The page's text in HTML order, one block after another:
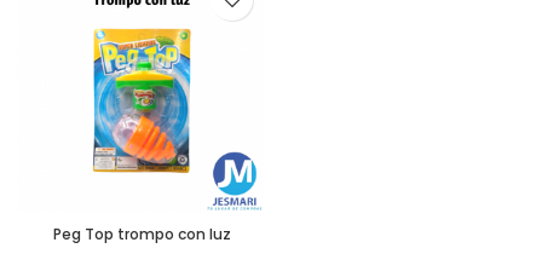
Peg Top trompo con luz